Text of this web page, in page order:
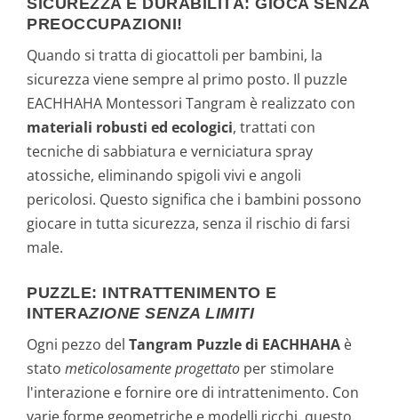
SICUREZZA E DURABILITÀ: GIOCA SENZA
PREOCCUPAZIONI!
Quando si tratta di giocattoli per bambini, la
sicurezza viene sempre al primo posto. Il puzzle
EACHHAHA Montessori Tangram è realizzato con
materiali robusti ed ecologici, trattati con
tecniche di sabbiatura e verniciatura spray
atossiche, eliminando spigoli vivi e angoli
pericolosi. Questo significa che i bambini possono
giocare in tutta sicurezza, senza il rischio di farsi
male.
PUZZLE: INTRATTENIMENTO E
INTERAZIONE SENZA LIMITI
Ogni pezzo del Tangram Puzzle di EACHHAHA è
stato meticolosamente progettato per stimolare
l'interazione e fornire ore di intrattenimento. Con